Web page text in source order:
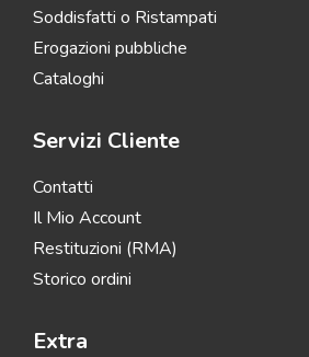
Soddisfatti o Ristampati
Erogazioni pubbliche
Cataloghi
Servizi Cliente
Contatti
Il Mio Account
Restituzioni (RMA)
Storico ordini
Extra